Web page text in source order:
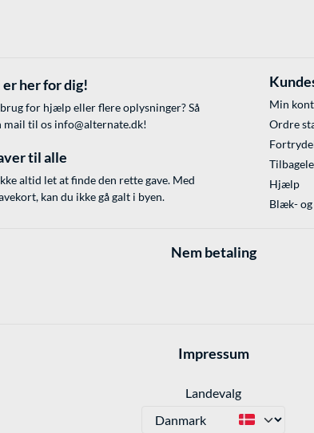
her for dig!
for hjælp eller flere oplysninger? Så
mail til os info@alternate.dk!
til alle
altid let at finde den rette gave. Med
kan du ikke gå galt i byen.
Min
Ordre
Hjælp
Blæk-
Nem betaling
Impressum
Landevalg